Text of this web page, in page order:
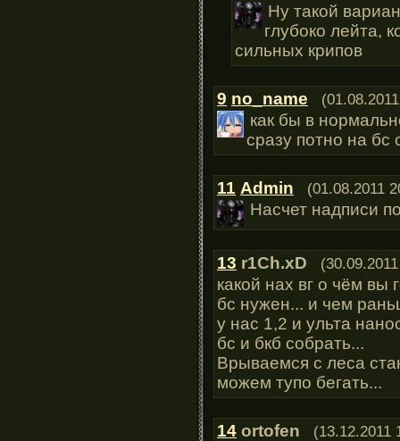
Ну такой
глубоко лейта,
сильных крипов
9 no_name
как бы в
сразу потно на бс
11 Admin (01.08.2011
Насчет надписи
13 r1Ch.xD
какой нах вг о чём вы
бс нужен... и чем
у нас 1,2 и ульта
бс и бкб собрать...
Врываемся с леса
можем тупо бегать...
14 ortofen (13.12.2011